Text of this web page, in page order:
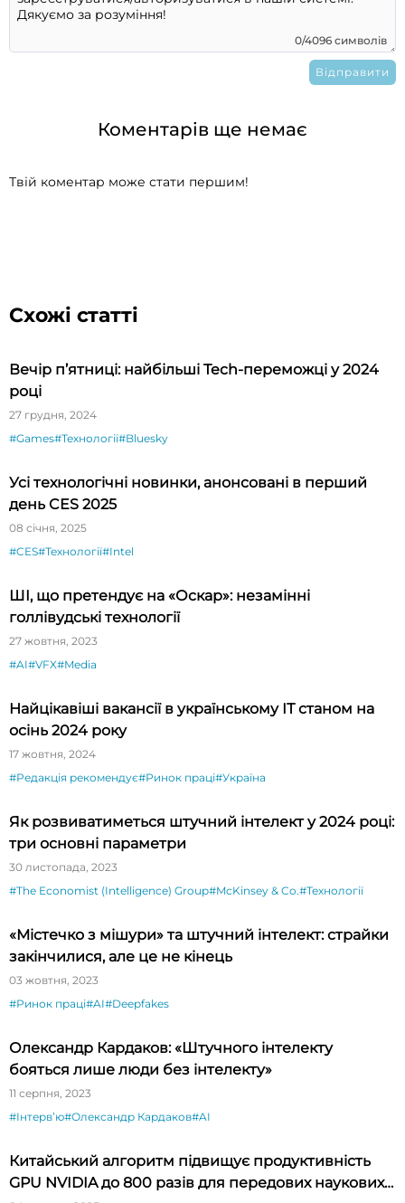
0/4096 символів
Коментарів ще немає
Твій коментар може стати першим!
Схожі статті
Вечір п’ятниці: найбільші Tech-переможці у 2024
році
27 грудня, 2024
#Games#Технології#Bluesky
Усі технологічні новинки, анонсовані в перший
день CES 2025
08 січня, 2025
#CES#Технології#Intel
ШІ, що претендує на «Оскар»: незамінні
голлівудські технології
27 жовтня, 2023
#AI#VFX#Media
Найцікавіші вакансії в українському ІТ станом на
осінь 2024 року
17 жовтня, 2024
#Редакція рекомендує#Ринок праці#Україна
Як розвиватиметься штучний інтелект у 2024 році:
три основні параметри
30 листопада, 2023
#The Economist (Intelligence) Group#McKinsey & Co.#Технології
«Містечко з мішури» та штучний інтелект: страйки
закінчилися, але це не кінець
03 жовтня, 2023
#Ринок праці#AI#Deepfakes
Олександр Кардаков: «Штучного інтелекту
бояться лише люди без інтелекту»
11 серпня, 2023
#Інтервʼю#Олександр Кардаков#AI
Китайський алгоритм підвищує продуктивність
GPU NVIDIA до 800 разів для передових наукових